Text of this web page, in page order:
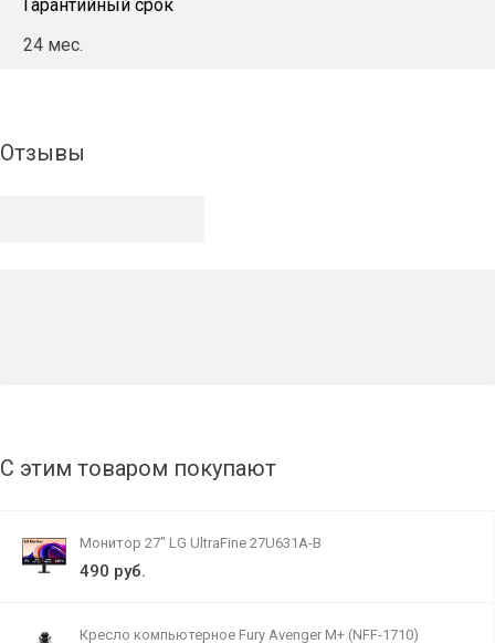
Гарантийный срок
24 мес.
Отзывы
С этим товаром покупают
Монитор 27" LG UltraFine 27U631A-B
490 руб.
Кресло компьютерное Fury Avenger M+ (NFF-1710)